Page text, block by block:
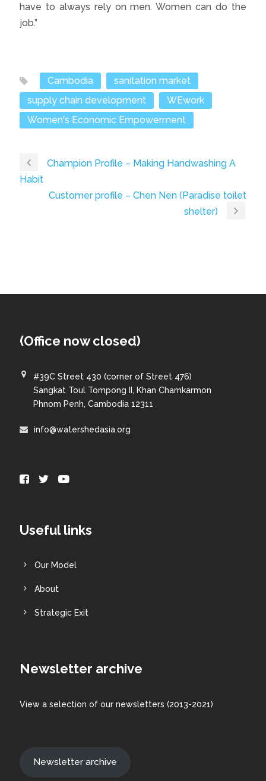
have to always rely on men. Women can do the
job.”
Cambodia
sanitation market
supply chain development
WEwork
Women's Economic Empowerment
Champion Profile – Making Handwashing A
Habit
Customer profile – Chen Nen (Paradise toilet
shelter)
(Office now closed)
#39C Street 430 (corner of Street 476)
Sangkat Toul Tompong II, Khan Chamkarmon
Phnom Penh, Cambodia 12311
info@watershedasia.org
Useful links
Our Model
About
Strategic Exit
Newsletter archive
View a selection of our newsletters (2013-2021)
Newsletter archive